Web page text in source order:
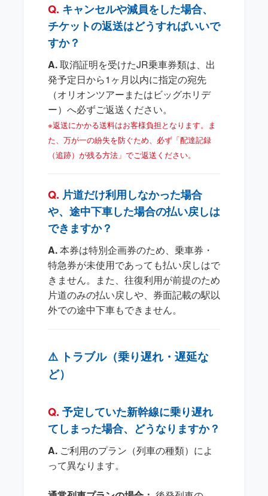
キャンセルや減員をした場合、
チケットの返送はどうすればいいで
すか？
取消証明を受けたJR乗車券類は、出
発予定日から1ヶ月以内に指定の宛先
（オリオンツアーまたはビッグホリデ
ー）へ必ずご返送ください。
※返送にかかる送料はお客様負担となります。ま
た、万が一の紛失を防ぐため、必ず「配達記録
（追跡）が残る方法」でご返送ください。
片道だけ利用しなかった場合
や、途中下車した場合の払い戻しは
できますか？
本券は特別企画券のため、乗車券・
特急券が未使用であっても払い戻しはで
きません。また、往復利用が前提のため
片道のみの払い戻しや、券面記載の駅以
外での途中下車もできません。
⚠️ トラブル（乗り遅れ・遅延な
ど）
予定していた新幹線に乗り遅れ
てしまった場合、どうなりますか？
ご利用のプラン（列車の種類）によ
って異なります。